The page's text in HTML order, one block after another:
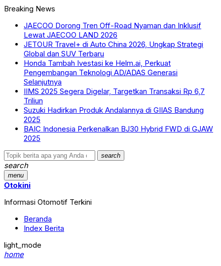
Breaking News
JAECOO Dorong Tren Off-Road Nyaman dan Inklusif
Lewat JAECOO LAND 2026
JETOUR Travel+ di Auto China 2026, Ungkap Strategi
Global dan SUV Terbaru
Honda Tambah Ivestasi ke Helm.ai, Perkuat
Pengembangan Teknologi AD/ADAS Generasi
Selanjutnya
IIMS 2025 Segera Digelar, Targetkan Transaksi Rp 6,7
Triliun
Suzuki Hadirkan Produk Andalannya di GIIAS Bandung
2025
BAIC Indonesia Perkenalkan BJ30 Hybrid FWD di GJAW
2025
search
search
menu
Otokini
Informasi Otomotif Terkini
Beranda
Index Berita
light_mode
home